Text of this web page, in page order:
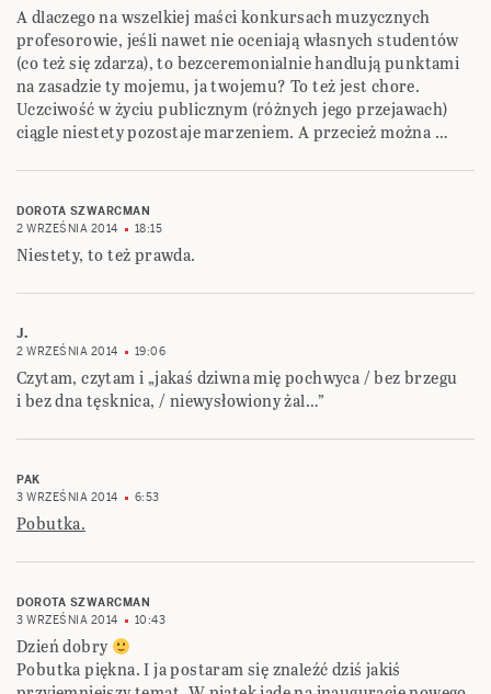
A dlaczego na wszelkiej maści konkursach muzycznych
profesorowie, jeśli nawet nie oceniają własnych studentów
(co też się zdarza), to bezceremonialnie handlują punktami
na zasadzie ty mojemu, ja twojemu? To też jest chore.
Uczciwość w życiu publicznym (różnych jego przejawach)
ciągle niestety pozostaje marzeniem. A przecież można …
DOROTA SZWARCMAN
2 WRZEŚNIA 2014
18:15
Niestety, to też prawda.
J.
2 WRZEŚNIA 2014 19:06
Czytam, czytam i „jakaś dziwna mię pochwyca / bez brzegu
i bez dna tęsknica, / niewysłowiony żal…”
PAK
3 WRZEŚNIA 2014
6:53
Pobutka.
DOROTA SZWARCMAN
3 WRZEŚNIA 2014
10:43
Dzień dobry
Pobutka piękna. I ja postaram się znaleźć dziś jakiś